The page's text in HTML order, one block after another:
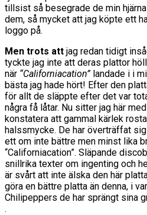
tillsist så besegrade de min
dem, så mycket att jag köpte ett
loggo på.
Men trots att jag redan tidigt
tyckte jag inte att deras plattor
när “Californiacation”landade i i
bästa jag hade hört! Efter den
för allt de släppte efter det var
några få låtar. Nu sitter jag här med
konstatera att gammal kärlek
halssmycke. De har överträffat
ett om inte bättre men minst lika
“Californiacation”. Släpande
snillrika texter om ingenting och
är svårt att inte älska den här
göra en bättre platta än denna, i
Chilipeppers de har sprängt sina
.